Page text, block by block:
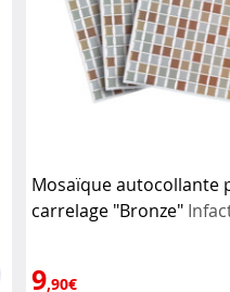
Mosaïque autocollante
carrelage "Bronze"
9,90€